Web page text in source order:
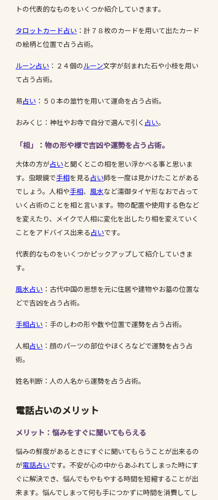
トの代表的なものをいくつか紹介していきます。
タロットカード占い ：計７８枚のカードを用いて出たカード
の絵柄と位置で占う占術。
ルーン占い ：２４個のルーン文字が刻まれた石や小枝を用い
て占う占術。
易占い ：５０本の筮竹を用いて運命を占う占術。
おみくじ：神社やお寺で自分で選んで引く 占い。
「相」：物の形や様で吉凶や運勢を占う占術。
大体の方が占いと聞くとこの相を思い浮かべる事と思いま
す。虫眼鏡で手相を見る占い師を一度は見かけたことがある
でしょう。人相や手相、 風水など濡御タイヤ形なおで占って
いく占術のことを相と言います。物の配置や使用する色など
を変えたり、メイクで人相に変化を出したり相を変えていく
ことをアドバイス出来る占いです。
代表的なものをいくつかピックアップして紹介していきま
す。
風水占い ：古代中国の思想を元に住居や建物やお墓の位置な
どで吉凶を占う占術。
手相占い ：手のしわの形や数や位置で運勢を占う占術。
人相占い ：顔のパーツの部位やほくろなどで運勢を占う占
術。
姓名判断：人の人名から運勢を占う占術。
電話占いのメリット
メリット：悩みをすぐに聞いてもらえる
悩みの鮮度があるときにすぐに聞いてもらうことが出来るの
が電話占いです。不安が心の中からあふれてしまった時にす
ぐに解決でき、悩んでもやもやする時間を短縮することが出
来ます。悩んでしまって何も手につかずに時間を消費してし